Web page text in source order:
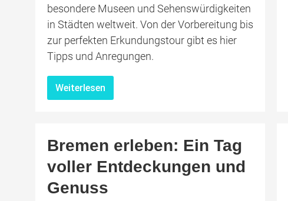
besondere Museen und Sehenswürdigkeiten
in Städten weltweit. Von der Vorbereitung bis
zur perfekten Erkundungstour gibt es hier
Tipps und Anregungen.
Weiterlesen
Bremen erleben: Ein Tag
voller Entdeckungen und
Genuss